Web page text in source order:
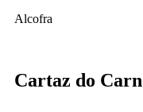
Alcofra
Cartaz do